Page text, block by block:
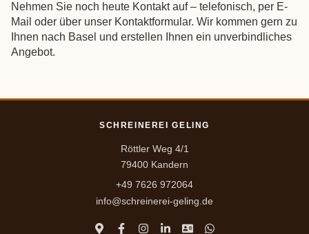
Nehmen Sie noch heute Kontakt auf – telefonisch, per E-
Mail oder über unser Kontaktformular. Wir kommen gern zu
Ihnen nach Basel und erstellen Ihnen ein unverbindliches
Angebot.
SCHREINEREI GELING
Röttler Weg 4/1
79400 Kandern
+49 7626 972064
info@schreinerei-geling.de